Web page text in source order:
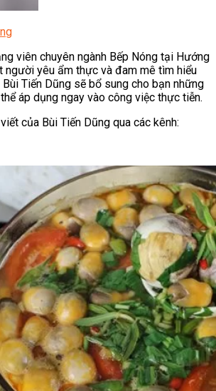
viên chuyên ngành Bếp Nóng tại Hướng
người yêu ẩm thực và đam mê tìm hiểu
Tiến Dũng sẽ bổ sung cho bạn những
áp dụng ngay vào công việc thực tiễn.
của Bùi Tiến Dũng qua các kênh: